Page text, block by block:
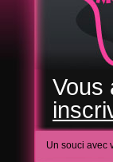
Vous
Un souci avec